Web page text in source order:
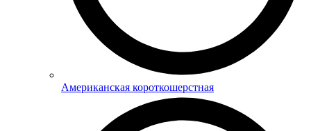
Американская короткошерстная